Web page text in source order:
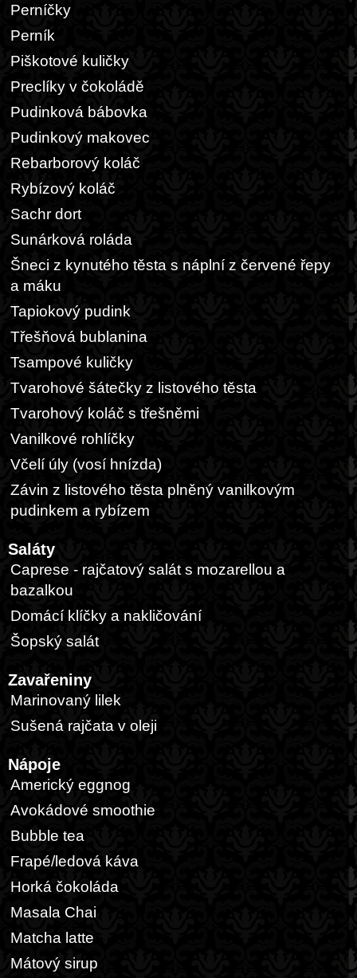
Perníčky
Perník
Piškotové kuličky
Preclíky v čokoládě
Pudinková bábovka
Pudinkový makovec
Rebarborový koláč
Rybízový koláč
Sachr dort
Sunárková roláda
Šneci z kynutého těsta s náplní z červené řepy
a máku
Tapiokový pudink
Třešňová bublanina
Tsampové kuličky
Tvarohové šátečky z listového těsta
Tvarohový koláč s třešněmi
Vanilkové rohlíčky
Včelí úly (vosí hnízda)
Závin z listového těsta plněný vanilkovým
pudinkem a rybízem
Saláty
Caprese - rajčatový salát s mozarellou a
bazalkou
Domácí klíčky a nakličování
Šopský salát
Zavařeniny
Marinovaný lilek
Sušená rajčata v oleji
Nápoje
Americký eggnog
Avokádové smoothie
Bubble tea
Frapé/ledová káva
Horká čokoláda
Masala Chai
Matcha latte
Mátový sirup